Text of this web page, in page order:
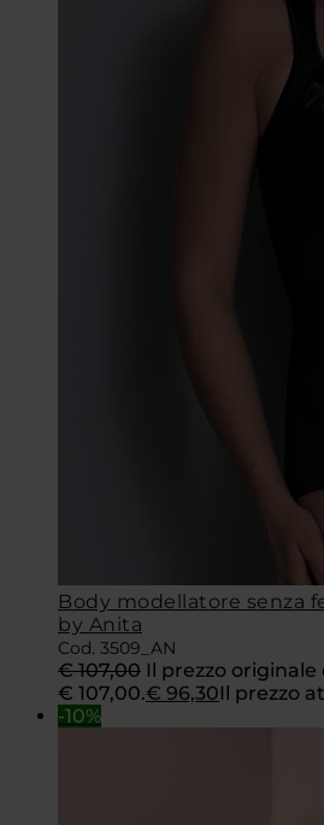
Body modellatore senza
by Anita
Cod. 3509_AN
€107,00 Il prezzo originale
€ 107,00.€ 96,30Il prezzo
-10%